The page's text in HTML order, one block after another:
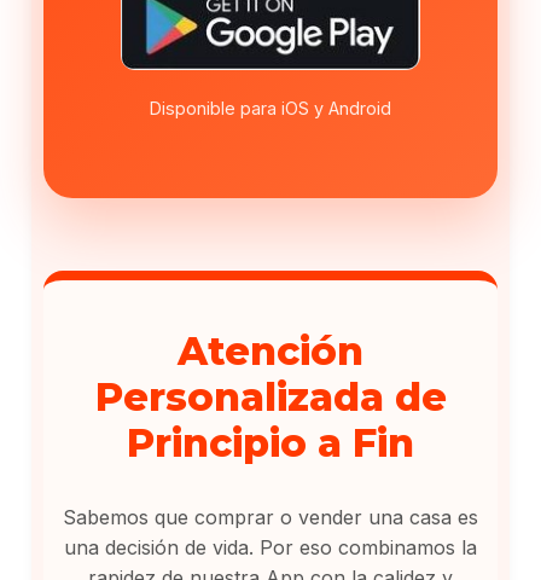
Disponible para iOS y Android
Atención
Personalizada de
Principio a Fin
Sabemos que comprar o vender una casa es
una decisión de vida. Por eso combinamos la